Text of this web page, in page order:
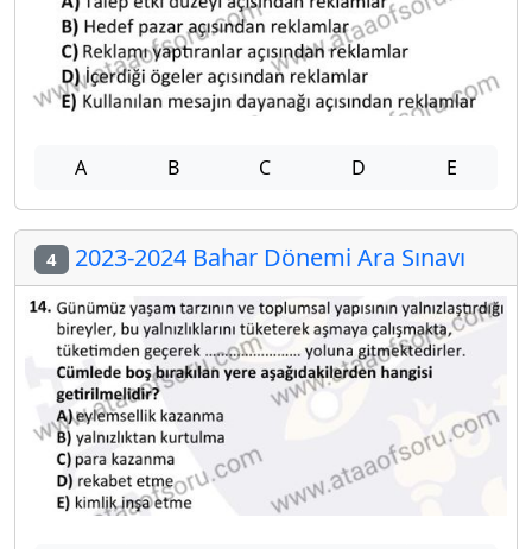
A B C D E
4 2023-2024 Bahar Dönemi Ara Sınavı